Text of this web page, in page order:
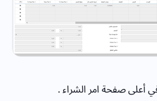
أعلى صفحة امر الشراء .